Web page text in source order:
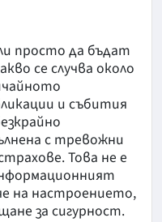
просто да бъдат
се случва около
и събития
с тревожни
Това не е
на настроението,
за сигурност.